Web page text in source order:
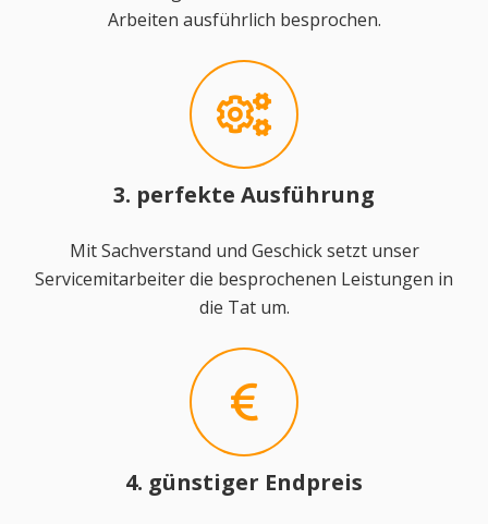
Arbeiten ausführlich besprochen.
3. perfekte Ausführung
Mit Sachverstand und Geschick setzt unser
Servicemitarbeiter die besprochenen Leistungen in
die Tat um.
4. günstiger Endpreis